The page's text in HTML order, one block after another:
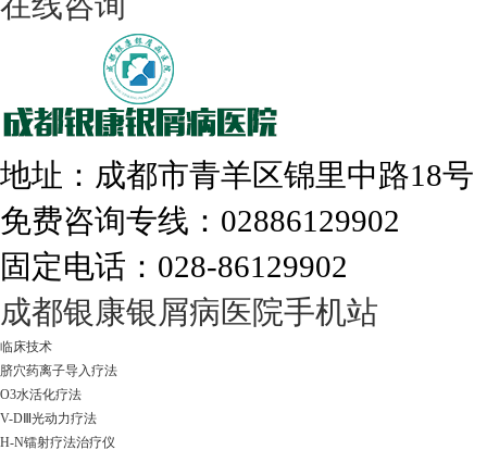
308nm激光：银屑病治疗更高效
走进成都：满足您的治愈需求
地址：成都市青羊区锦里中路18
免费咨询专线：02886129902
固定电话：028-86129902
成都银康银屑病医院手机站
临床技术
脐穴药离子导入疗法
O3水活化疗法
V-DⅢ光动力疗法
H-N镭射疗法治疗仪